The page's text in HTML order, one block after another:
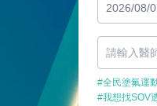
#全民塗氟運
#我想找SOV